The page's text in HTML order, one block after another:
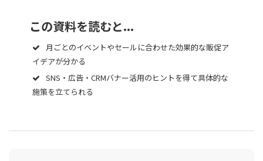
この資料を読むと...
月ごとのイベントやセールに合わせた効果的な販促ア
イデアが分かる
SNS・広告・CRMバナー活用のヒントを得て具体的な
施策を立てられる